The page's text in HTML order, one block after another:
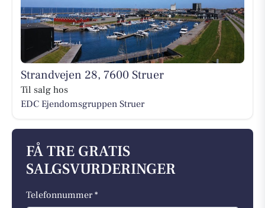
Strandvejen 28, 7600 Struer
Til salg hos
EDC Ejen­doms­grup­pen Struer
FÅ TRE GRATIS
SALGSVURDERINGER
Telefonnummer *